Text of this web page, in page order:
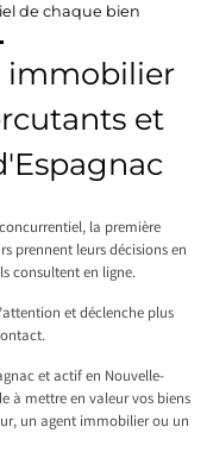
de chaque bien
immobilier
et
la première
prennent leurs décisions en
consultent en ligne.
et déclenche plus
et actif en Nouvelle-
à mettre en valeur vos biens
un agent immobilier ou un